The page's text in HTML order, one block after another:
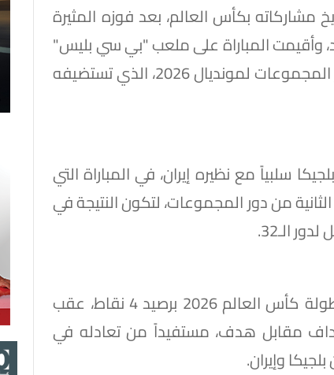
مشاركاته بكأس العالم، بعد فوزه المثيرة
وأقيمت المباراة على ملعب "بي سي بليس"
بمدينة فانكوفر الكندية، لحساب الجولة الثانية من دور المجموعات لمونديال 2026، الذي تستضيفه
سلبياً مع نظيره إيران، في المباراة التي
من دور المجموعات، لتكون النتيجة في
الـ32.
واعتلى منتخب مصر صدارة المجموعة السابعة في بطولة كأس العالم 2026 برصيد 4 نقاط، عقب
أهداف مقابل هدف، مستفيداً من تعادله في
وإيران.